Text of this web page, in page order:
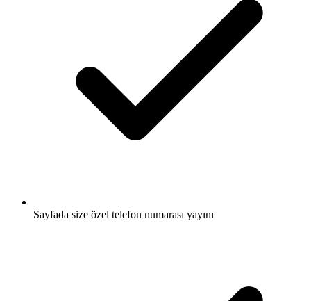
Sayfada size özel telefon numarası yayını